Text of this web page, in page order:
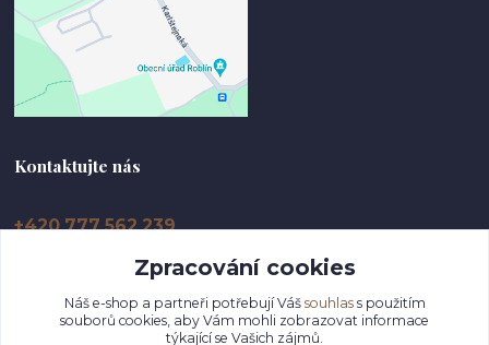
Kontaktujte nás
+420 777 562 239
info@dolikovo-drevo.cz
Zpracování cookies
Náš e-shop a partneři potřebují Váš souhlass použitím
souborů cookies, aby Vám mohli zobrazovat informace
týkající se Vašich zájmů.